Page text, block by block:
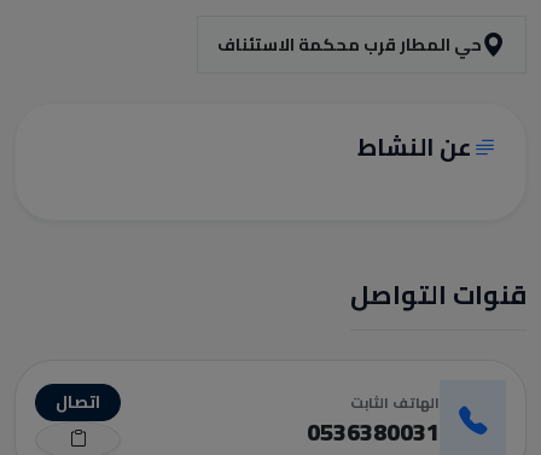
حي المطار قرب محكمة الاستئناف
عن النشاط
قنوات التواصل
الهاتف الثابت
0536380031
اتصال